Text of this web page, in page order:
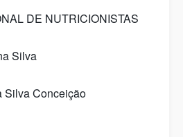
DE NUTRICIONISTAS
Silva
Silva Conceição